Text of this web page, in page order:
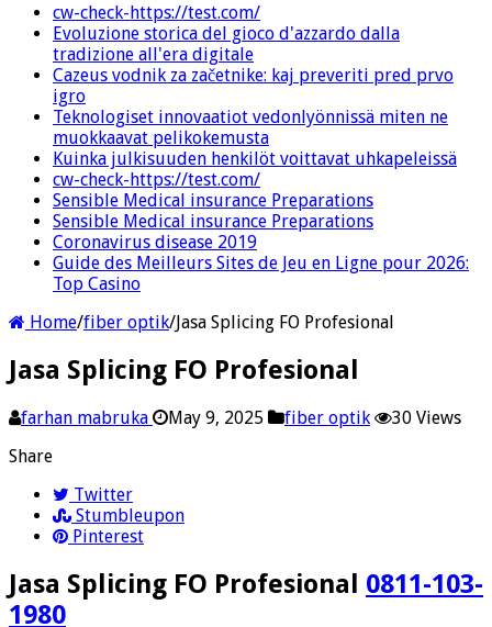
cw-check-https://test.com/
Evoluzione storica del gioco d'azzardo dalla
tradizione all'era digitale
Cazeus vodnik za začetnike: kaj preveriti pred prvo
igro
Teknologiset innovaatiot vedonlyönnissä miten ne
muokkaavat pelikokemusta
Kuinka julkisuuden henkilöt voittavat uhkapeleissä
cw-check-https://test.com/
Sensible Medical insurance Preparations
Sensible Medical insurance Preparations
Coronavirus disease 2019
Guide des Meilleurs Sites de Jeu en Ligne pour 2026:
Top Casino
Home/fiber optik/Jasa Splicing FO Profesional
Jasa Splicing FO Profesional
farhan mabruka May 9, 2025 fiber optik
30 Views
Share
Twitter
Stumbleupon
Pinterest
Jasa Splicing FO Profesional 0811-103-
1980